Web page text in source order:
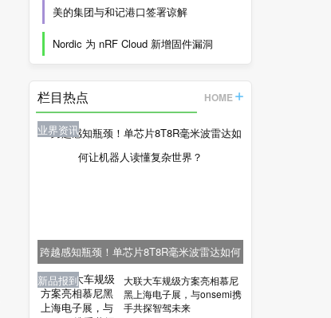
美的集团与和记港口签署谅解
Nordic 为 nRF Cloud 新增固件漏洞
栏目热点 HOME
业界资讯
跨越感知瓶颈！单芯片8T8R毫米波雷达如何
让机器人读懂复杂世界？
业界资讯
大联大车规级方案亮相慕尼
黑上海电子展，与onsemi携
手共探智驾未来
业界资讯
业界资讯
新品报到
新品报到